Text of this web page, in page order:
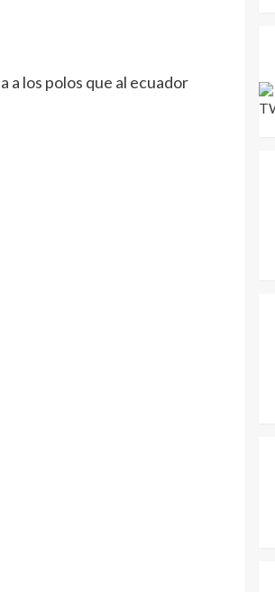
a los polos que al ecuador